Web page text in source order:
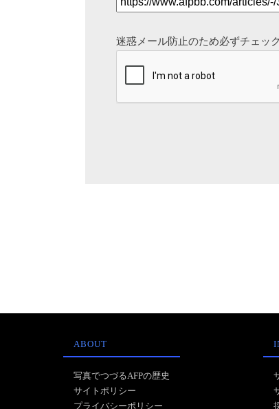
迷惑メール防止のため必ずチェッ
ABOUT
写真でつづるAFPの歴史
サイトポリシー
プライバシーポリシー